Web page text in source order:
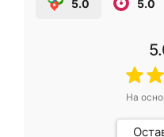
5.0 5.0
На